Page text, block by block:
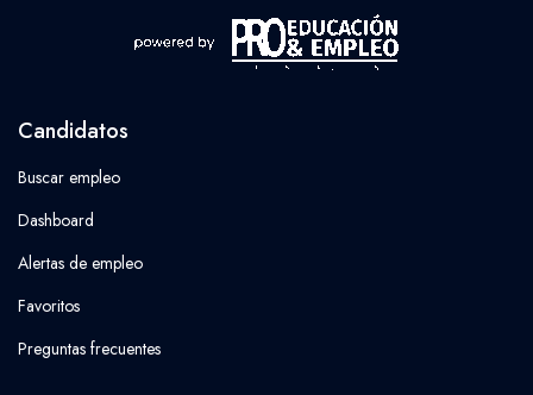
Candidatos
Buscar empleo
Dashboard
Alertas de empleo
Favoritos
Preguntas frecuentes